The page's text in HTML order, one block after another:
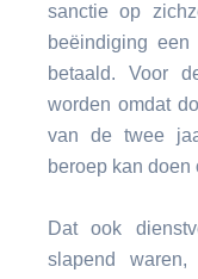
sanctie op
beëindiging een
betaald. Voor
worden omdat
van de twee
beroep kan
Dat ook
slapend